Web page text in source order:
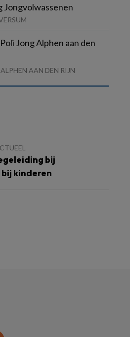
Jongvolwassenen
Jong Alphen aan den
AAN DEN RIJN
bij
kinderen